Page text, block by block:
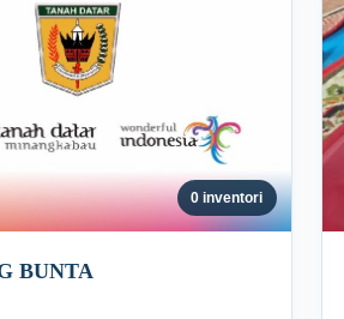
0 inventori
BUNTA